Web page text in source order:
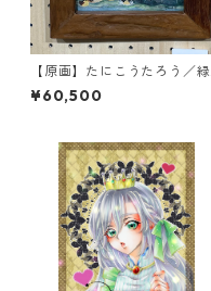
【原画】たにこうたろう／緑
の友達と世間話
¥60,500